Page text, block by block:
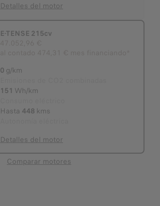
Detalles del motor
E-TENSE 215cv
0 g/km
151 Wh/km
Hasta 448 kms
Seleccionado
Detalles del motor
Comparar motores